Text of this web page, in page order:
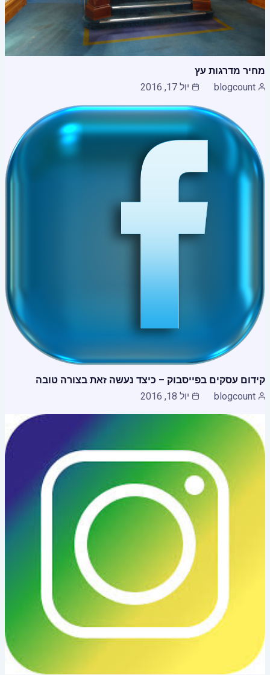
מחיר מדרגות עץ
blogcount
יול 17, 2016
קידום עסקים בפייסבוק – כיצד נעשה זאת בצורה טובה
blogcount
יול 18, 2016